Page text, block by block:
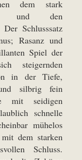
dem stark
und den
Schlusssatz
Rasanz und
Spiel der
steigernden
in der Tiefe,
silbrig fein
mit seidigen
schnelle
mühelos
dem starken
Schluss.